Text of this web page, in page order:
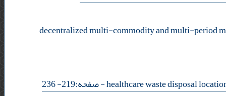
decentralized multi-commodity and multi-period
- صفحه:219- 236